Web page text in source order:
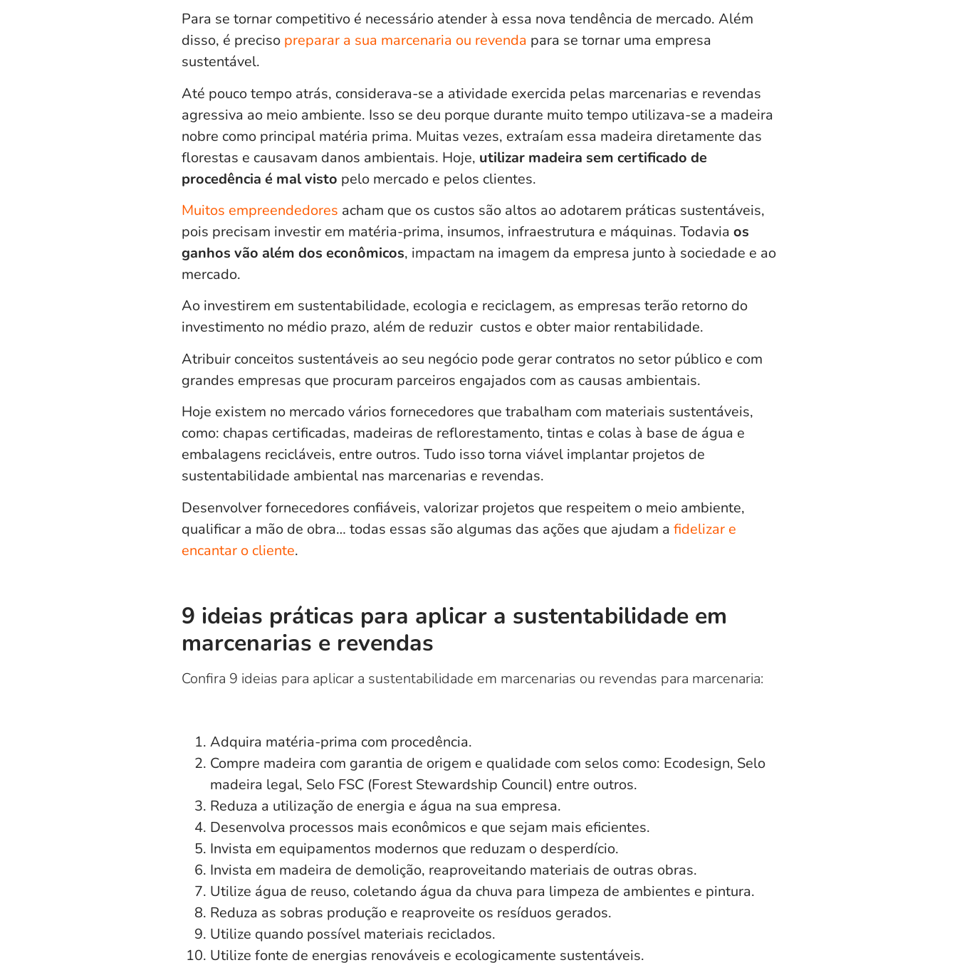
Para se tornar competitivo é necessário atender à essa nova tendência de mercado. Além
disso, é preciso preparar a sua marcenaria ou revenda para se tornar uma empresa
sustentável.
Até pouco tempo atrás, considerava-se a atividade exercida pelas marcenarias e revendas
agressiva ao meio ambiente. Isso se deu porque durante muito tempo utilizava-se a madeira
nobre como principal matéria prima. Muitas vezes, extraíam essa madeira diretamente das
florestas e causavam danos ambientais. Hoje, utilizar madeira sem certificado de
procedência é mal visto pelo mercado e pelos clientes.
Muitos empreendedores acham que os custos são altos ao adotarem práticas sustentáveis,
pois precisam investir em matéria-prima, insumos, infraestrutura e máquinas. Todavia os
ganhos vão além dos econômicos, impactam na imagem da empresa junto à sociedade e ao
mercado.
Ao investirem em sustentabilidade, ecologia e reciclagem, as empresas terão retorno do
investimento no médio prazo, além de reduzir custos e obter maior rentabilidade.
Atribuir conceitos sustentáveis ao seu negócio pode gerar contratos no setor público e com
grandes empresas que procuram parceiros engajados com as causas ambientais.
Hoje existem no mercado vários fornecedores que trabalham com materiais sustentáveis,
como: chapas certificadas, madeiras de reflorestamento, tintas e colas à base de água e
embalagens recicláveis, entre outros. Tudo isso torna viável implantar projetos de
sustentabilidade ambiental nas marcenarias e revendas.
Desenvolver fornecedores confiáveis, valorizar projetos que respeitem o meio ambiente,
qualificar a mão de obra… todas essas são algumas das ações que ajudam a fidelizar e
encantar o cliente.
9 ideias práticas para aplicar a sustentabilidade em
marcenarias e revendas
Confira 9 ideias para aplicar a sustentabilidade em marcenarias ou revendas para marcenaria:
Adquira matéria-prima com procedência.
Compre madeira com garantia de origem e qualidade com selos como: Ecodesign, Selo
madeira legal, Selo FSC (Forest Stewardship Council) entre outros.
Reduza a utilização de energia e água na sua empresa.
Desenvolva processos mais econômicos e que sejam mais eficientes.
Invista em equipamentos modernos que reduzam o desperdício.
Invista em madeira de demolição, reaproveitando materiais de outras obras.
Utilize água de reuso, coletando água da chuva para limpeza de ambientes e pintura.
Reduza as sobras produção e reaproveite os resíduos gerados.
Utilize quando possível materiais reciclados.
Utilize fonte de energias renováveis e ecologicamente sustentáveis.